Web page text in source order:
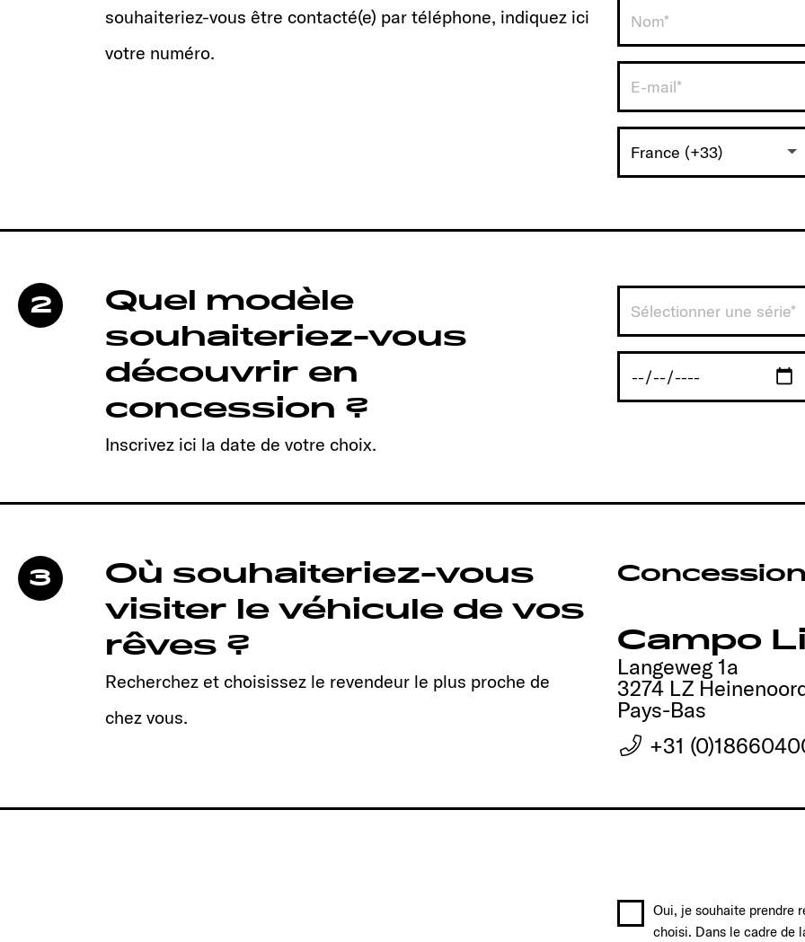
souhaiteriez-vous être contacté(e) par téléphone, indiquez ici
votre numéro.
France (+33)
2
Quel modèle
souhaiteriez-vous
découvrir en
concession ?
Inscrivez ici la date de votre choix.
Sélectionner une série*
3
Où souhaiteriez-vous
visiter le véhicule de vos
rêves ?
Recherchez et choisissez le revendeur le plus proche de
chez vous.
Campo
Langeweg 1a
3274 LZ
Pays-Bas
+31
Oui, je souhaite prendre
choisi. Dans le cadre de